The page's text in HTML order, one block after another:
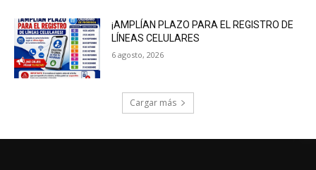
¡AMPLÍAN PLAZO PARA EL REGISTRO DE
LÍNEAS CELULARES
6 agosto, 2026
Cargar más